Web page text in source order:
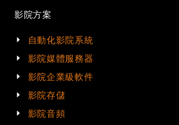
影院方案
自動化影院系統
影院媒體服務器
影院企業級軟件
影院存儲
影院音頻